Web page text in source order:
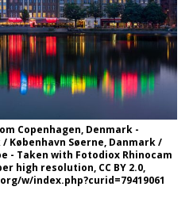
Copenhagen, Denmark -
København Søerne, Danmark /
- Taken with Fotodiox Rhinocam
high resolution, CC BY 2.0,
w/index.php?curid=79419061